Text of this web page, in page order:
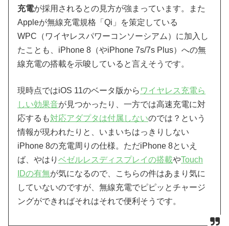
充電が採用されるとの見方が強まっています。また
Appleが無線充電規格「Qi」を策定している
WPC（ワイヤレスパワーコンソーシアム）に加入し
たことも、iPhone 8（やiPhone 7s/7s Plus）への無
線充電の搭載を示唆していると言えそうです。
現時点ではiOS 11のベータ版から ワイヤレス充電ら
しい効果音が見つかったり、一方では高速充電に対
応するも対応アダプタは付属しないのでは？という
情報が現われたりと、いまいちはっきりしない
iPhone 8の充電周りの仕様。ただiPhone 8といえ
ば、やはりベゼルレスディスプレイの搭載やTouch
IDの有無が気になるので、こちらの件はあまり気に
していないのですが、無線充電でピピッとチャージ
ングができればそれはそれで便利そうです。